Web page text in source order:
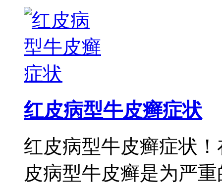
红皮病型牛皮癣症状
红皮病型牛皮癣症状
皮病型牛皮癣是为严